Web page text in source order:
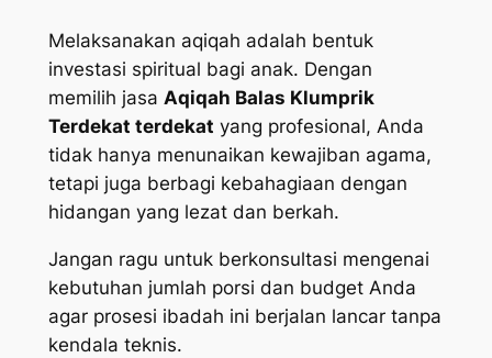
Melaksanakan aqiqah adalah bentuk
investasi spiritual bagi anak. Dengan
memilih jasa Aqiqah Balas Klumprik
Terdekat terdekat yang profesional, Anda
tidak hanya menunaikan kewajiban agama,
tetapi juga berbagi kebahagiaan dengan
hidangan yang lezat dan berkah.
Jangan ragu untuk berkonsultasi mengenai
kebutuhan jumlah porsi dan budget Anda
agar prosesi ibadah ini berjalan lancar tanpa
kendala teknis.